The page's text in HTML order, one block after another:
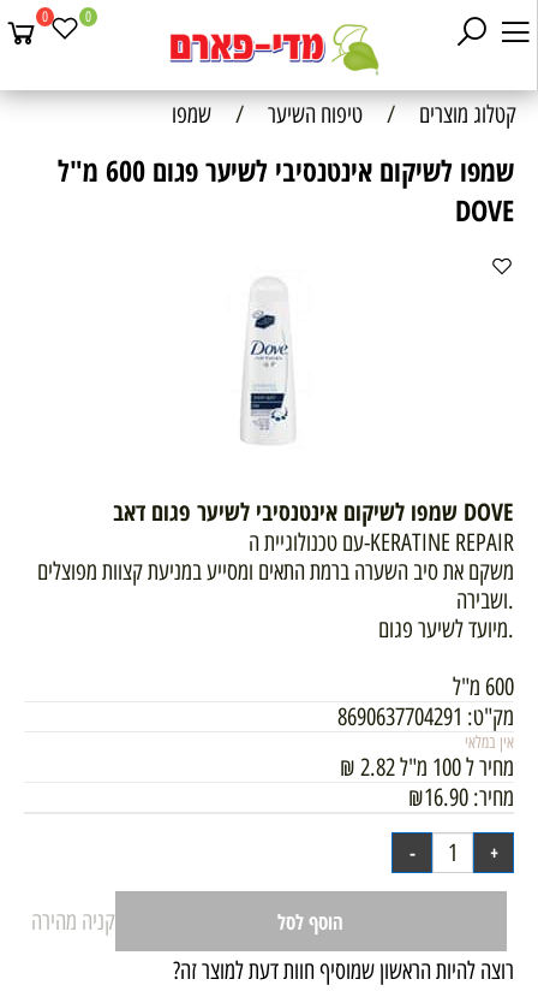
0 0
קטלוג מוצרים / טיפוח השיער / שמפו
שמפו לשיקום אינטנסיבי לשיער פגום 600 מ"ל
DOVE
שמפו לשיקום אינטנסיבי לשיער פגום דאב DOVE
עם טכנולוגיית ה-KERATINE REPAIR
משקם את סיב השערה ברמת התאים ומסייע במניעת קצוות מפוצלים
ושבירה.
מיועד לשיער פגום.
600 מ"ל
מק"ט: 8690637704291
אין במלאי
מחיר ל 100 מ"ל 2.82
₪
מחיר:
₪16.90
הוסף לסל
קניה מהירה
רוצה להיות הראשון שמוסיף חוות דעת למוצר זה?